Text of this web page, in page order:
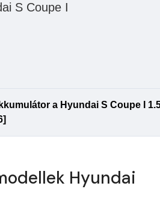
S Coupe I
a Hyundai S Coupe I
Hyundai